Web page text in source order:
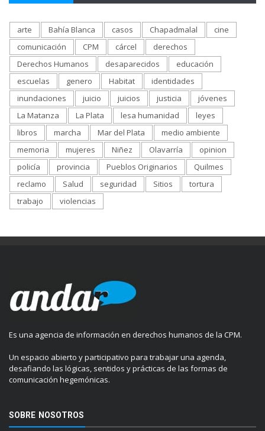
arte Bahía Blanca casos Chapadmalal
cine
comunicación
CPM cárcel
derechos
Derechos Humanos
desaparecidos
educación
escuelas
genero Habitat
identidades
inundaciones
juicio juicios justicia
jóvenes
La Matanza
La Plata lesa humanidad
leyes
libros
marcha Mar del Plata
medio ambiente
memoria
mujeres Niñez Olavarría
opinion
policía
provincia Pueblos Originarios
Quilmes
reclamo
Salud seguridad Sitios
tortura
trabajo
violencias
Es una agencia de información en derechos humanos de la CPM.
Un espacio abierto y participativo para trabajar una agenda,
desafiando las lógicas, sentidos y prácticas de las formas de
comunicación hegemónicas.
SOBRE NOSOTROS